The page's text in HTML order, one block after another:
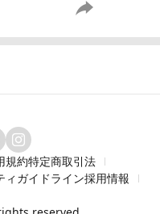
規約特定商取引法
ィガイドライン採用情報